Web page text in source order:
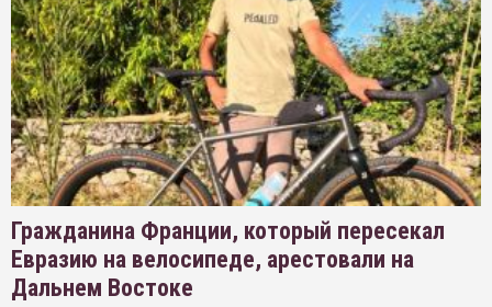
Гражданина Франции, который пересекал
Евразию на велосипеде, арестовали на
Дальнем Востоке